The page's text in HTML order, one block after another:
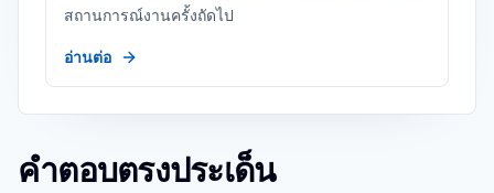
สถานการณ์งานครั้งถัดไป
อ่านต่อ
คำตอบตรงประเด็น